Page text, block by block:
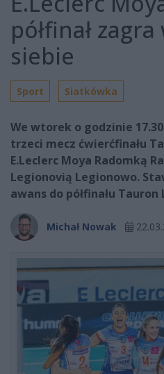
półfinał
siebie
Sport Siatkówka
We wtorek o godzinie
trzeci mecz ćwierćfinału
E.Leclerc Moya Radomką
Legionovią Legionowo.
awans do półfinału Tauron
Michał Nowak